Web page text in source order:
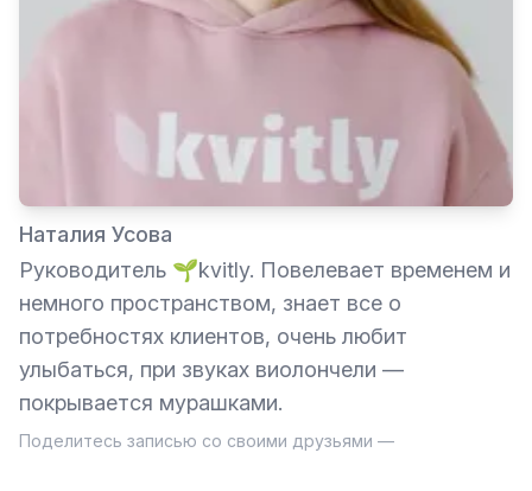
Наталия Усова
Руководитель 🌱kvitly. Повелевает временем и
немного пространством, знает все о
потребностях клиентов, очень любит
улыбаться, при звуках виолончели —
покрывается мурашками.
Поделитесь записью со своими друзьями —